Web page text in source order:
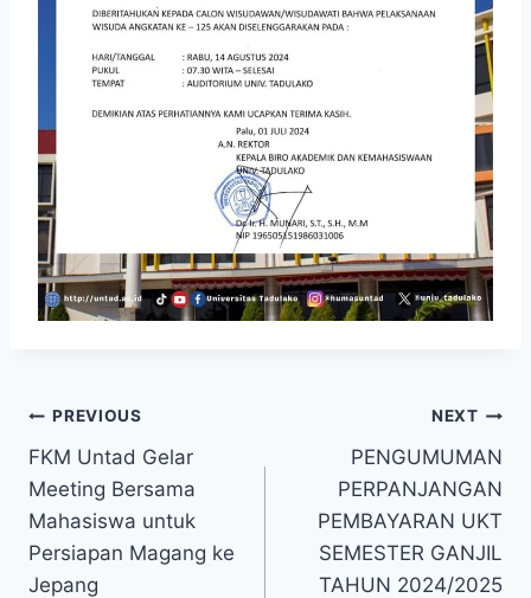
Post
navigation
PREVIOUS
FKM Untad Gelar
Meeting Bersama
Mahasiswa untuk
Persiapan Magang ke
Jepang
NEXT
PENGUMUMAN
PERPANJANGAN
PEMBAYARAN UKT
SEMESTER GANJIL
TAHUN 2024/2025